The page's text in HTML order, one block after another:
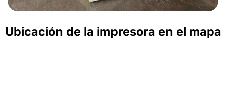
Ubicación de la impresora en el mapa